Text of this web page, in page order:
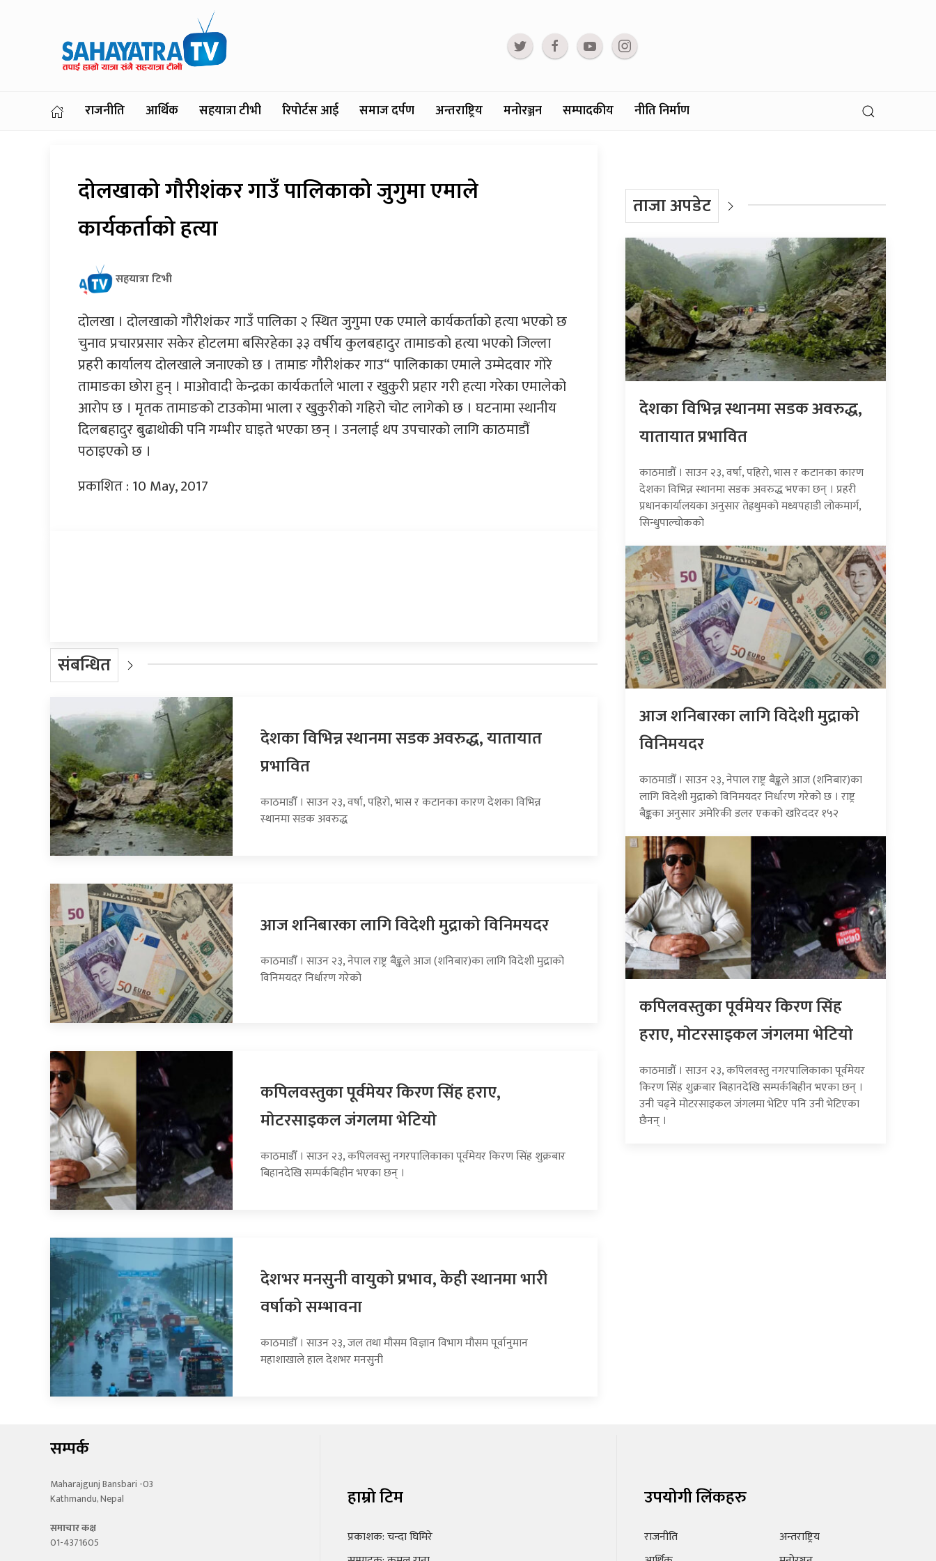
राजनीति आर्थिक सहयात्रा टीभी रिपोर्टस आई समाज दर्पण अन्तराष्ट्रिय मनोरञ्जन सम्पादकीय नीति निर्माण
दोलखाको गौरीशंकर गाउँ पालिकाको जुगुमा एमाले
कार्यकर्ताको हत्या
सहयात्रा टिभी
दोलखा । दोलखाको गौरीशंकर गाउँ पालिका २ स्थित जुगुमा एक एमाले कार्यकर्ताको हत्या भएको छ
चुनाव प्रचारप्रसार सकेर होटलमा बसिरहेका ३३ वर्षीय कुलबहादुर तामाङको हत्या भएको जिल्ला
प्रहरी कार्यालय दोलखाले जनाएको छ । तामाङ गौरीशंकर गाउ“ पालिकाका एमाले उम्मेदवार गोरे
तामाङका छोरा हुन् । माओवादी केन्द्रका कार्यकर्ताले भाला र खुकुरी प्रहार गरी हत्या गरेका एमालेको
आरोप छ । मृतक तामाङको टाउकोमा भाला र खुकुरीको गहिरो चोट लागेको छ । घटनामा स्थानीय
दिलबहादुर बुढाथोकी पनि गम्भीर घाइते भएका छन् । उनलाई थप उपचारको लागि काठमाडौं
पठाइएको छ ।
प्रकाशित : 10 May, 2017
संबन्धित
देशका विभिन्न स्थानमा सडक अवरुद्ध, यातायात
प्रभावित
काठमाडौँ । साउन २३, वर्षा, पहिरो, भास र कटानका कारण देशका विभिन्न
स्थानमा सडक अवरुद्ध
आज शनिबारका लागि विदेशी मुद्राको विनिमयदर
काठमाडौँ । साउन २३, नेपाल राष्ट्र बैङ्कले आज (शनिबार)का लागि विदेशी मुद्राको
विनिमयदर निर्धारण गरेको
कपिलवस्तुका पूर्वमेयर किरण सिंह हराए,
माेटरसाइकल जंगलमा भेटियाे
काठमाडौँ । साउन २३, कपिलवस्तु नगरपालिकाका पूर्वमेयर किरण सिंह शुक्रबार
बिहानदेखि सम्पर्कबिहीन भएका छन् ।
देशभर मनसुनी वायुको प्रभाव, केही स्थानमा भारी
वर्षाको सम्भावना
काठमाडौँ । साउन २३, जल तथा मौसम विज्ञान विभाग मौसम पूर्वानुमान
महाशाखाले हाल देशभर मनसुनी
ताजा अपडेट
देशका विभिन्न स्थानमा सडक अवरुद्ध,
यातायात प्रभावित
काठमाडौँ । साउन २३, वर्षा, पहिरो, भास र कटानका कारण
देशका विभिन्न स्थानमा सडक अवरुद्ध भएका छन् । प्रहरी
प्रधानकार्यालयका अनुसार तेह्रथुमको मध्यपहाडी लोकमार्ग,
सिन्धुपाल्चोकको
आज शनिबारका लागि विदेशी मुद्राको
विनिमयदर
काठमाडौँ । साउन २३, नेपाल राष्ट्र बैङ्कले आज (शनिबार)का
लागि विदेशी मुद्राको विनिमयदर निर्धारण गरेको छ । राष्ट्र
बैङ्कका अनुसार अमेरिकी डलर एकको खरिददर १५२
कपिलवस्तुका पूर्वमेयर किरण सिंह
हराए, माेटरसाइकल जंगलमा भेटियाे
काठमाडौँ । साउन २३, कपिलवस्तु नगरपालिकाका पूर्वमेयर
किरण सिंह शुक्रबार बिहानदेखि सम्पर्कबिहीन भएका छन् ।
उनी चढ्ने मोटरसाइकल जंगलमा भेटिए पनि उनी भेटिएका
छैनन् ।
सम्पर्क
Maharajgunj Bansbari -03
Kathmandu, Nepal
समाचार कक्ष
01-4371605
हाम्रो टिम
प्रकाशक: चन्दा घिमिरे
उपयोगी लिंकहरु
राजनीति
अन्तराष्ट्रिय